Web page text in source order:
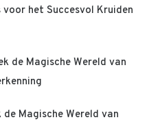
voor het Succesvol Kruiden
de Magische Wereld van
de Magische Wereld van